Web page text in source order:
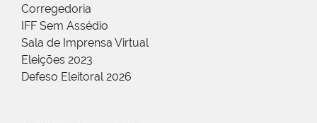
Corregedoria
IFF Sem Assédio
Sala de Imprensa Virtual
Eleições 2023
Defeso Eleitoral 2026